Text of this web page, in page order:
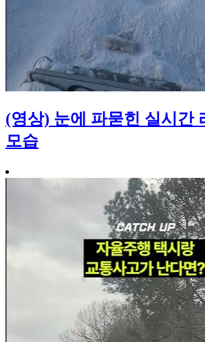
(영상) 눈에 파묻힌 실시간
모습